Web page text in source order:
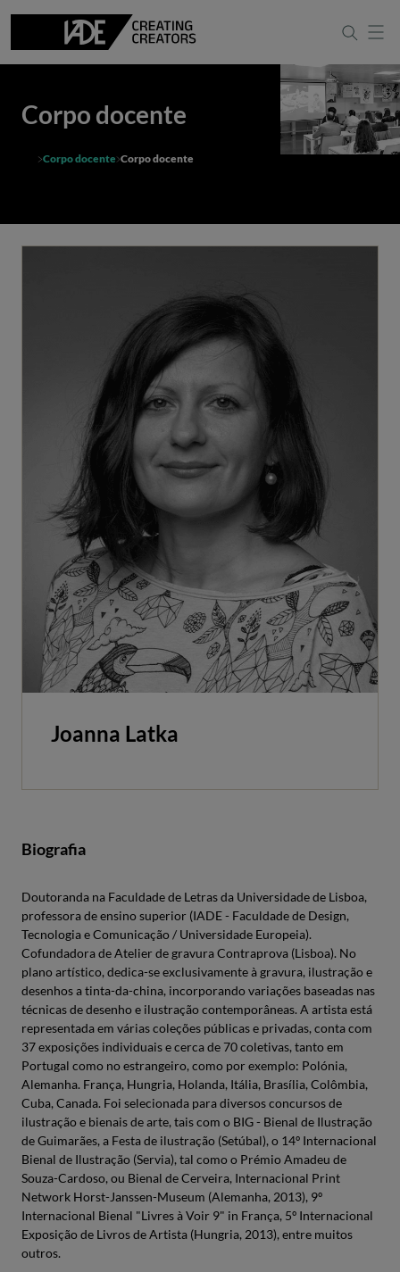
Corpo docente
Corpo docente Corpo docente
Joanna Latka
Biografia
Doutoranda na Faculdade de Letras da Universidade de Lisboa,
professora de ensino superior (IADE - Faculdade de Design,
Tecnologia e Comunicação / Universidade Europeia).
Cofundadora de Atelier de gravura Contraprova (Lisboa). No
plano artístico, dedica-se exclusivamente à gravura, ilustração e
desenhos a tinta-da-china, incorporando variações baseadas nas
técnicas de desenho e ilustração contemporâneas. A artista está
representada em várias coleções públicas e privadas, conta com
37 exposições individuais e cerca de 70 coletivas, tanto em
Portugal como no estrangeiro, como por exemplo: Polónia,
Alemanha. França, Hungria, Holanda, Itália, Brasília, Colômbia,
Cuba, Canada. Foi selecionada para diversos concursos de
ilustração e bienais de arte, tais com o BIG - Bienal de Ilustração
de Guimarães, a Festa de ilustração (Setúbal), o 14º Internacional
Bienal de Ilustração (Servia), tal como o Prémio Amadeu de
Souza-Cardoso, ou Bienal de Cerveira, Internacional Print
Network Horst-Janssen-Museum (Alemanha, 2013), 9º
Internacional Bienal "Livres à Voir 9" in França, 5º Internacional
Exposição de Livros de Artista (Hungria, 2013), entre muitos
outros.